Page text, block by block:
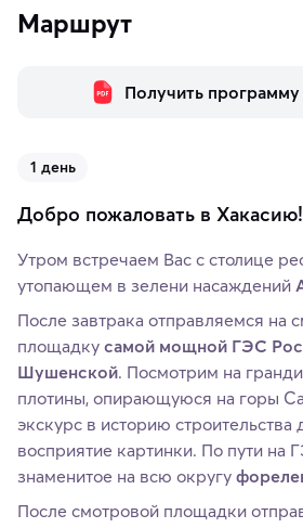
Маршрут
Получить программу
1 день
Добро пожаловать в Хакасию!
Утром встречаем Вас с столице
утопающем в зелени насаждений
После завтрака отправляемся на
площадку самой мощной ГЭС
Шушенской. Посмотрим на
плотины, опирающуюся на горы
экскурс в историю строительства
восприятие картинки. По пути на
знаменитое на всю округу
После смотровой площадки